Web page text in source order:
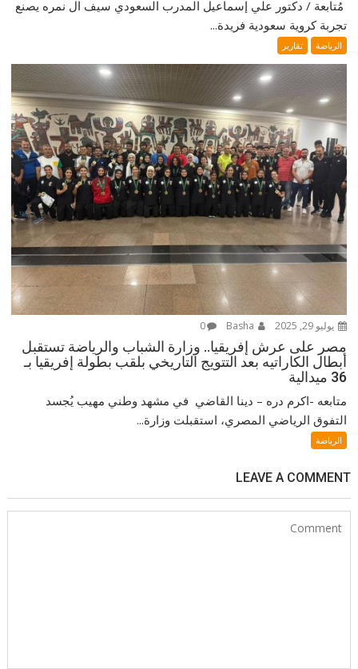
‎ مُتابعة / دكتور علي إسماعيل ‎المدرب السعودي سيف ال نمره يصنع
تجربة كروية سعودية فريدة...
الرياضة تقارير
يوليو 29, 2025 0
مصر على عرش إفريقيا.. وزارة الشباب والرياضة تستقبل
أبطال الكاراتيه بعد التتويج التاريخي بلقب بطولة إفريقيا بـ
36 ميدالية
متابعه -اكرم دره – دينا القاضي في مشهد وطني مهيب يُجسد
التفوق الرياضي المصري، استقبلت وزارة...
الرياضة
LEAVE A COMMENT